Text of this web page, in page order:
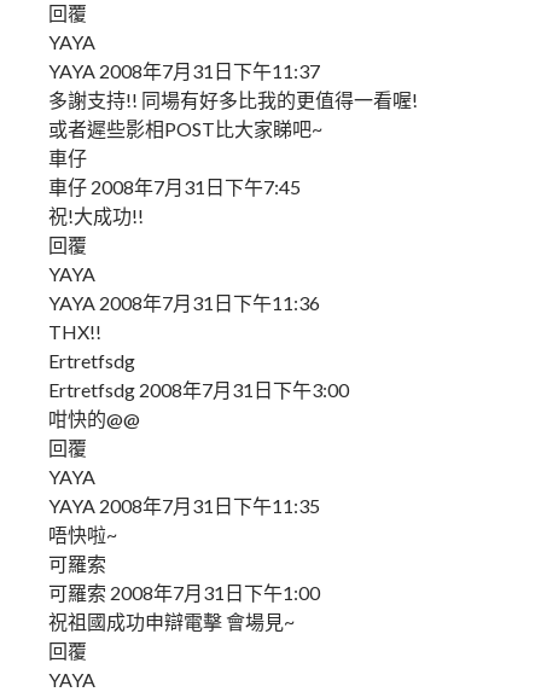
回覆
YAYA
YAYA 2008年7月31日下午11:37
多謝支持!! 同場有好多比我的更值得一看喔!
或者遲些影相POST比大家睇吧~
車仔
車仔 2008年7月31日下午7:45
祝!大成功!!
回覆
YAYA
YAYA 2008年7月31日下午11:36
THX!!
Ertretfsdg
Ertretfsdg 2008年7月31日下午3:00
咁快的@@
回覆
YAYA
YAYA 2008年7月31日下午11:35
唔快啦~
可羅索
可羅索 2008年7月31日下午1:00
祝祖國成功申辯電擊 會場見~
回覆
YAYA